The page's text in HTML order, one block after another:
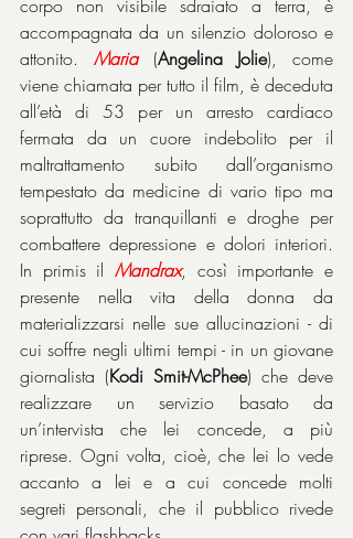
corpo non visibile sdraiato a terra, è
accompagnata da un silenzio doloroso e
attonito. Maria (Angelina Jolie), come
viene chiamata per tutto il film, è deceduta
all’età di 53 per un arresto cardiaco
fermata da un cuore indebolito per il
maltrattamento subito dall’organismo
tempestato da medicine di vario tipo ma
soprattutto da tranquillanti e droghe per
combattere depressione e dolori interiori.
In primis il Mandrax, così importante e
presente nella vita della donna da
materializzarsi nelle sue allucinazioni - di
cui soffre negli ultimi tempi - in un giovane
giornalista (Kodi Smit-McPhee) che deve
realizzare un servizio basato da
un’intervista che lei concede, a più
riprese. Ogni volta, cioè, che lei lo vede
accanto a lei e a cui concede molti
segreti personali, che il pubblico rivede